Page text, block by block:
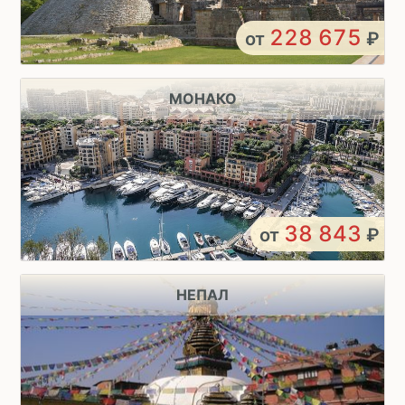
от 228 675 ₽
МОНАКО
от 38 843 ₽
НЕПАЛ